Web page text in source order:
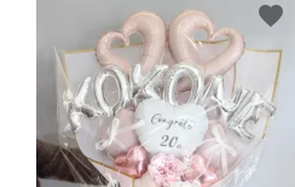
favorite